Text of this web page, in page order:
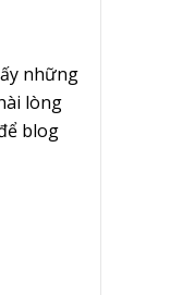
những
lòng
blog